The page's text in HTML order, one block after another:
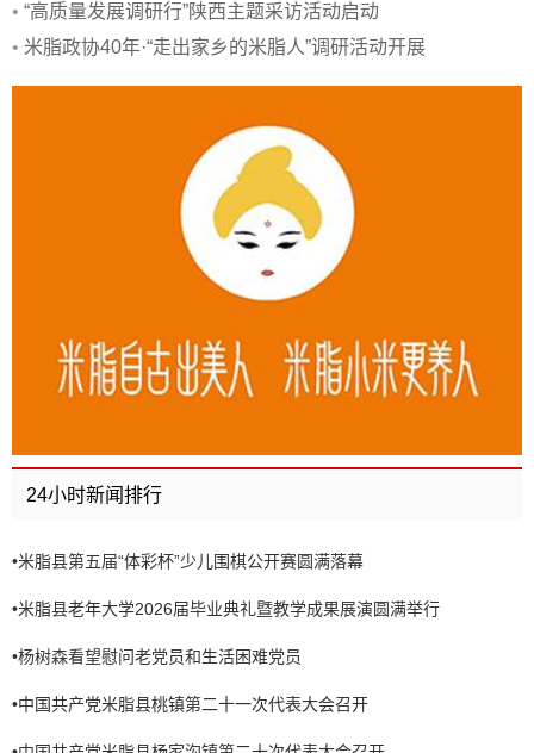
• “高质量发展调研行”陕西主题采访活动启动
• 米脂政协40年·“走出家乡的米脂人”调研活动开展
24小时新闻排行
•米脂县第五届“体彩杯”少儿围棋公开赛圆满落幕
•米脂县老年大学2026届毕业典礼暨教学成果展演圆满举行
•杨树森看望慰问老党员和生活困难党员
•中国共产党米脂县桃镇第二十一次代表大会召开